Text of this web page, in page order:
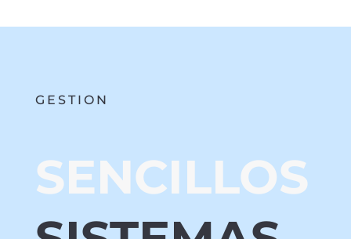
GESTION
SENCILLOS